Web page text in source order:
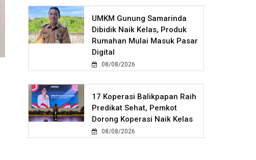
UMKM Gunung Samarinda
Dibidik Naik Kelas, Produk
Rumahan Mulai Masuk Pasar
Digital
08/08/2026
17 Koperasi Balikpapan Raih
Predikat Sehat, Pemkot
Dorong Koperasi Naik Kelas
08/08/2026